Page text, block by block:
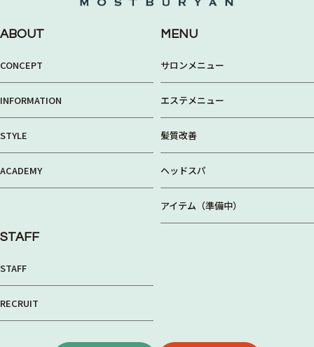
ABOUT
CONCEPT
INFORMATION
STYLE
ACADEMY
MENU
サロンメニュー
エステメニュー
髪質改善
ヘッドスパ
アイテム（準備中）
STAFF
STAFF
RECRUIT